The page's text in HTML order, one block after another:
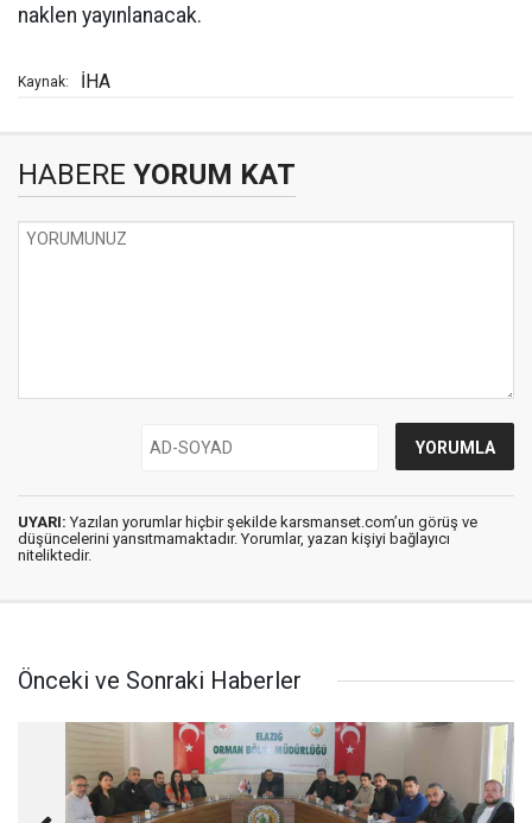
naklen yayınlanacak.
Kaynak: İHA
HABERE YORUM KAT
UYARI: Yazılan yorumlar hiçbir şekilde karsmanset.com’un görüş ve
düşüncelerini yansıtmamaktadır. Yorumlar, yazan kişiyi bağlayıcı
niteliktedir.
Önceki ve Sonraki Haberler